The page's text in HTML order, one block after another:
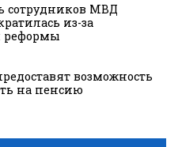
сотрудников МВД
из-за
реформы
возможность
на пенсию